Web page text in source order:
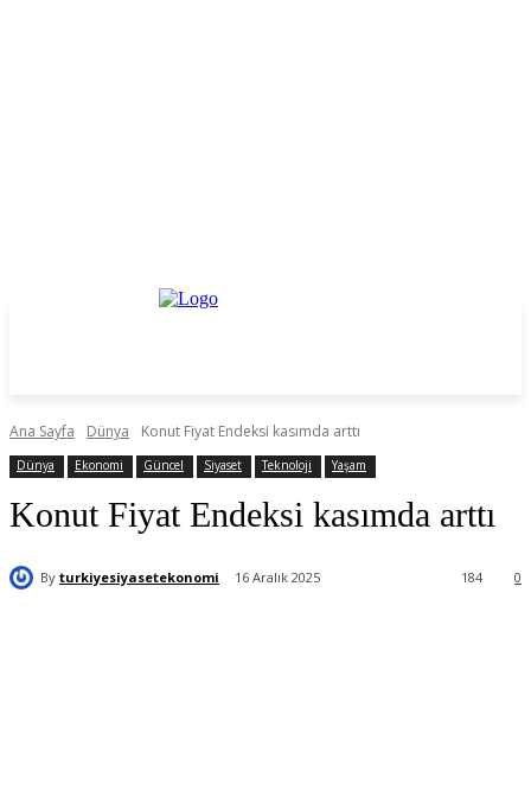
Ana Sayfa Dünya Konut Fiyat Endeksi kasımda arttı
Dünya Ekonomi Güncel Siyaset Teknoloji Yaşam
Konut Fiyat Endeksi kasımda arttı
By turkiyesiyasetekonomi 16 Aralık 2025 0
184